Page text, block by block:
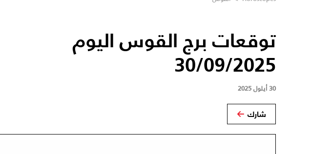
توقعات برج القوس اليوم
30/09/2025
30 أيلول 2025
شارك